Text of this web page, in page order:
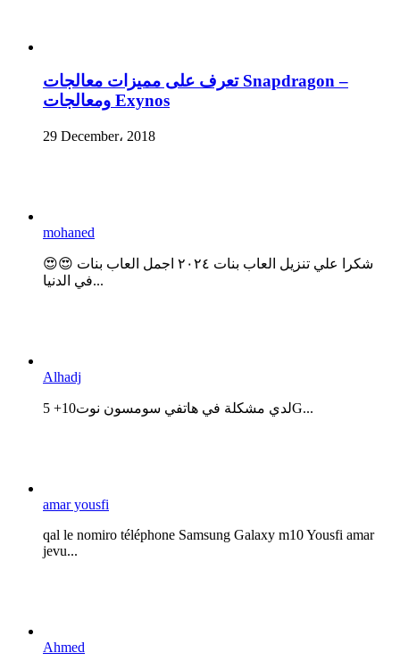
تعرف على مميزات معالجات Snapdragon –
ومعالجات Exynos
29 December، 2018
mohaned
😍😍 شكرا علي تنزيل العاب بنات ٢٠٢٤ اجمل العاب بنات
في الدنيا...
Alhadj
لدي مشكلة في هاتفي سومسون نوت10+ 5G...
amar yousfi
qal le nomiro téléphone Samsung Galaxy m10 Yousfi amar
jevu...
Ahmed